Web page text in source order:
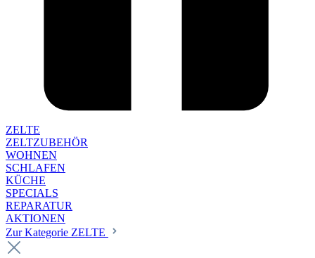
ZELTE
ZELTZUBEHÖR
WOHNEN
SCHLAFEN
KÜCHE
SPECIALS
REPARATUR
AKTIONEN
Zur Kategorie ZELTE